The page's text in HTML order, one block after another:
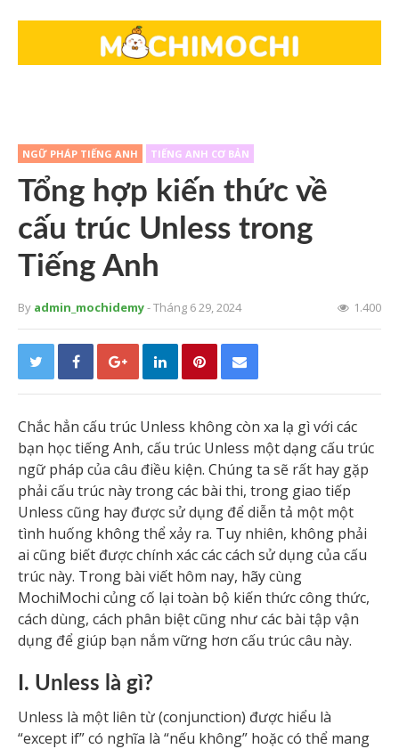
NGỮ PHÁP TIẾNG ANH TIẾNG ANH CƠ BẢN
Tổng hợp kiến thức về
cấu trúc Unless trong
Tiếng Anh
By admin_mochidemy- Tháng 6 29, 2024 1.400
Chắc hẳn cấu trúc Unless không còn xa lạ gì với các
bạn học tiếng Anh, cấu trúc Unless một dạng cấu trúc
ngữ pháp của câu điều kiện. Chúng ta sẽ rất hay gặp
phải cấu trúc này trong các bài thi, trong giao tiếp
Unless cũng hay được sử dụng để diễn tả một một
tình huống không thể xảy ra. Tuy nhiên, không phải
ai cũng biết được chính xác các cách sử dụng của cấu
trúc này. Trong bài viết hôm nay, hãy cùng
MochiMochi củng cố lại toàn bộ kiến thức công thức,
cách dùng, cách phân biệt cũng như các bài tập vận
dụng để giúp bạn nắm vững hơn cấu trúc câu này.
I. Unless là gì?
Unless là một liên từ (conjunction) được hiểu là
“except if” có nghĩa là “nếu không” hoặc có thể mang